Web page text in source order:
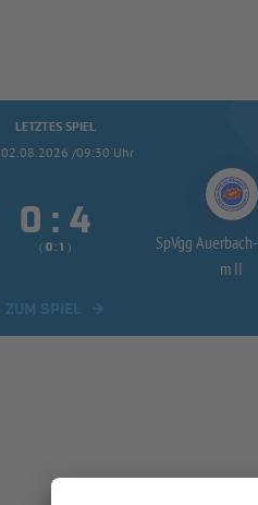
LETZTES SPIEL
02.08.2026 /09:30 Uhr
 : 
( :  ) SpVgg Auerbach-
m II